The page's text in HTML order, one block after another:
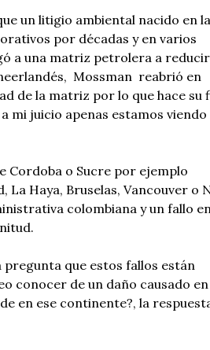
un litigio ambiental nacido en la
por décadas y en varios
a una matriz petrolera a reducir
Mossman reabrió en
de la matriz por lo que hace su
mi juicio apenas estamos viendo
Cordoba o Sucre por ejemplo
Haya, Bruselas, Vancouver o
colombiana y un fallo en
que estos fallos están
conocer de un daño causado en
en ese continente?, la